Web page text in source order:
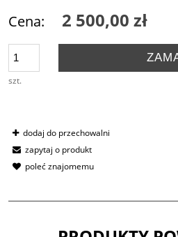
Cena: 2 500,00 zł
szt.
dodaj do przechowalni
zapytaj o produkt
poleć znajomemu